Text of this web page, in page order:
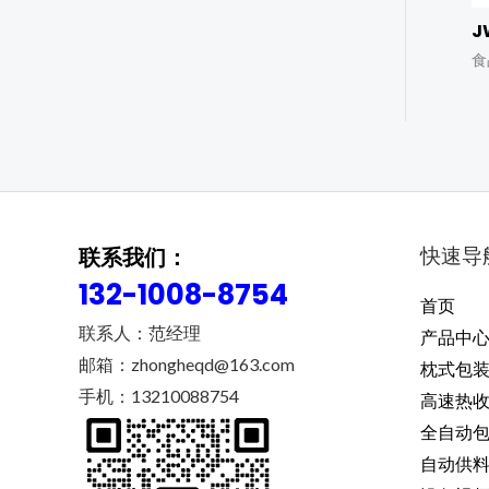
联系我们：
132-1008-8754
联系人：范经理
邮箱：zhongheqd@163.com
手机：13210088754
快速导
首页
产品中心
枕式包
高速热
全自动
自动供